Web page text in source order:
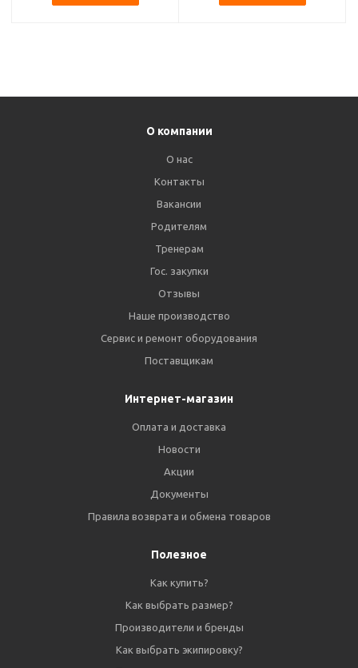
О компании
О нас
Контакты
Вакансии
Родителям
Тренерам
Гос. закупки
Отзывы
Наше производство
Сервис и ремонт оборудования
Поставщикам
Интернет-магазин
Оплата и доставка
Новости
Акции
Документы
Правила возврата и обмена товаров
Полезное
Как купить?
Как выбрать размер?
Производители и бренды
Как выбрать экипировку?